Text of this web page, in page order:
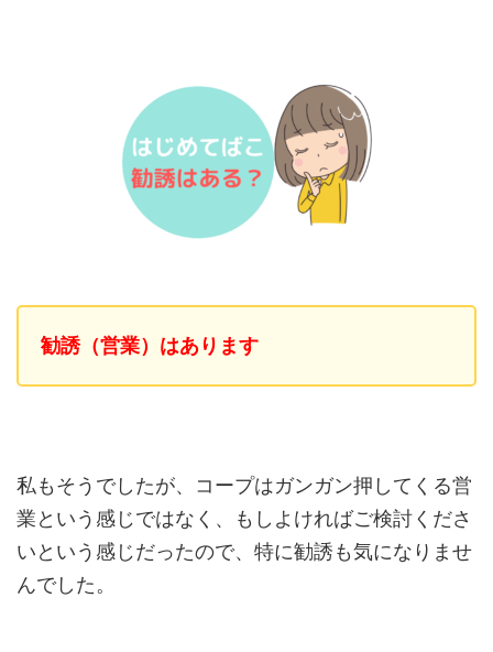
勧誘（営業）はあります
私もそうでしたが、コープはガンガン押してくる営
業という感じではなく、もしよければご検討くださ
いという感じだったので、特に勧誘も気になりませ
んでした。